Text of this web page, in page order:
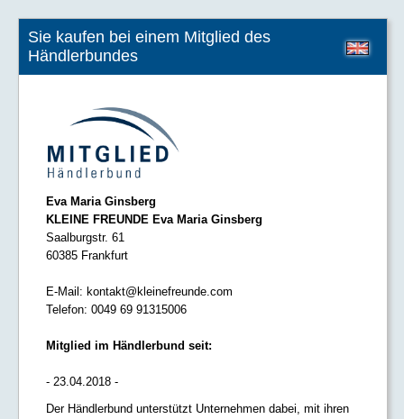
Sie kaufen bei einem Mitglied des
Händlerbundes
Eva Maria Ginsberg
KLEINE FREUNDE Eva Maria Ginsberg
Saalburgstr. 61
60385 Frankfurt
E-Mail: kontakt@kleinefreunde.com
Telefon: 0049 69 91315006
Mitglied im Händlerbund seit:
- 23.04.2018 -
Der Händlerbund unterstützt Unternehmen dabei, mit ihren